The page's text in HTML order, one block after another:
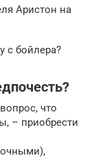
Аристон на
с бойлера?
что
– приобрести